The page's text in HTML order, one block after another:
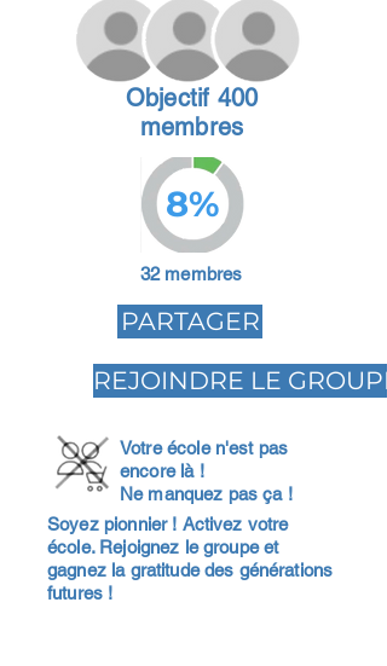
Objectif 400
membres
8%
32 membres
PARTAGER
REJOINDRE LE GROUPE
Votre école n'est pas
encore là !
Ne manquez pas ça !
Soyez pionnier ! Activez votre
école. Rejoignez le groupe et
gagnez la gratitude des générations
futures !